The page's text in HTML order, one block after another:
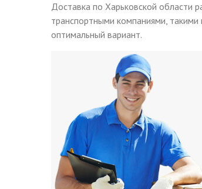
Доставка по Харьковской области
транспортными компаниями,
оптимальный вариант.